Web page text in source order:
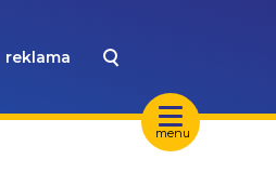
menu
reklama